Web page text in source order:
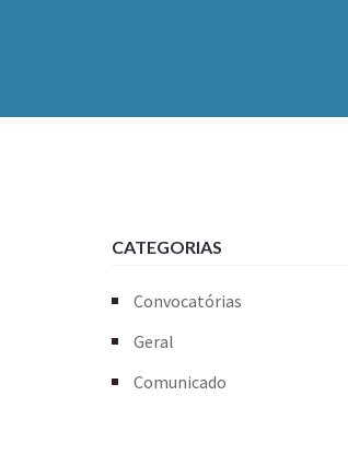
CATEGORIAS
Convocatórias
Geral
Comunicado